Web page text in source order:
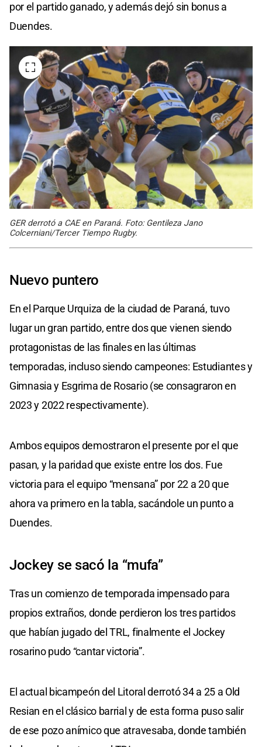
por el partido ganado, y además dejó sin bonus a
Duendes.
GER derrotó a CAE en Paraná. Foto: Gentileza Jano
Colcerniani/Tercer Tiempo Rugby.
Nuevo puntero
En el Parque Urquiza de la ciudad de Paraná, tuvo
lugar un gran partido, entre dos que vienen siendo
protagonistas de las finales en las últimas
temporadas, incluso siendo campeones: Estudiantes y
Gimnasia y Esgrima de Rosario (se consagraron en
2023 y 2022 respectivamente).
Ambos equipos demostraron el presente por el que
pasan, y la paridad que existe entre los dos. Fue
victoria para el equipo “mensana” por 22 a 20 que
ahora va primero en la tabla, sacándole un punto a
Duendes.
Jockey se sacó la “mufa”
Tras un comienzo de temporada impensado para
propios extraños, donde perdieron los tres partidos
que habían jugado del TRL, finalmente el Jockey
rosarino pudo “cantar victoria”.
El actual bicampeón del Litoral derrotó 34 a 25 a Old
Resian en el clásico barrial y de esta forma puso salir
de ese pozo anímico que atravesaba, donde también